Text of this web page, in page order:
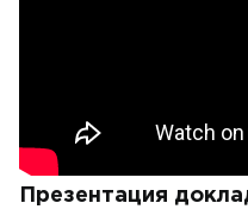
Презентация